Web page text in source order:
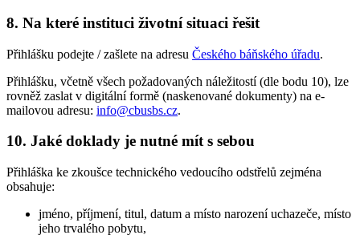
8. Na které instituci životní situaci řešit
Přihlášku podejte / zašlete na adresu Českého báňského úřadu.
Přihlášku, včetně všech požadovaných náležitostí (dle bodu 10), lze
rovněž zaslat v digitální formě (naskenované dokumenty) na e-
mailovou adresu: info@cbusbs.cz.
10. Jaké doklady je nutné mít s sebou
Přihláška ke zkoušce technického vedoucího odstřelů zejména
obsahuje:
jméno, příjmení, titul, datum a místo narození uchazeče, místo
jeho trvalého pobytu,